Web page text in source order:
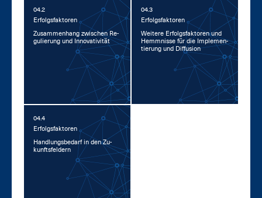
04.2
Er­folgs­fak­to­ren
Zu­sam­men­hang zwi­schen Re­
gu­lie­rung und In­no­va­ti­vi­tät
04.3
Er­folgs­fak­to­ren
Wei­te­re Er­folgs­fak­to­ren und
Hemm­nis­se für die Im­ple­men­
tie­rung und Dif­fu­si­on
04.4
Er­folgs­fak­to­ren
Hand­lungs­be­darf in den Zu­
kunfts­fel­dern